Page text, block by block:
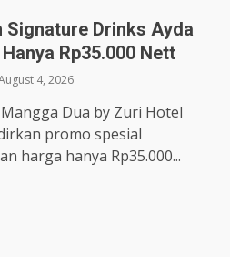
Signature Drinks Ayda
Rp35.000 Nett
4, 2026
Dua by Zuri Hotel
promo spesial
harga hanya Rp35.000...